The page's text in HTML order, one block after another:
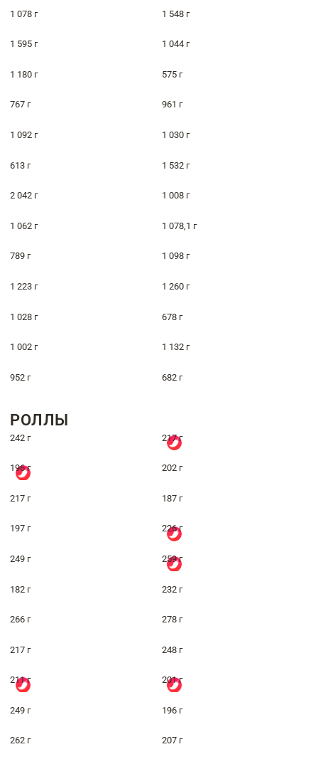
1 078 г 1 548 г
1 595 г 1 044 г
1 180 г 575 г
767 г 961 г
1 092 г 1 030 г
613 г 1 532 г
2 042 г 1 008 г
1 062 г 1 078,1 г
789 г 1 098 г
1 223 г 1 260 г
1 028 г 678 г
1 002 г 1 132 г
952 г 682 г
РОЛЛЫ
242 г 217 г
196 г 202 г
217 г 187 г
197 г 226 г
249 г 259 г
182 г 232 г
266 г 278 г
217 г 248 г
211 г 201 г
249 г 196 г
262 г 207 г